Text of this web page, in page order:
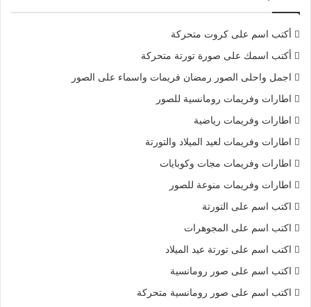
أكتب اسم على كروت متحركة
أكتب اسمك على صورة تورتة متحركة
اجمل واحلى الصور رمضان فريمات واسماء على الصور
اطارات وفريمات رومانسية للصور
اطارات وفريمات رياضية
اطارات وفريمات لعيد الميلاد والتورتة
اطارات وفريمات مجات وكوبايات
اطارات وفريمات منوعة للصور
اكتب اسم على التورتة
اكتب اسم على المجوهرات
اكتب اسم على تورتة عيد الميلاد
اكتب اسم على صور رومانسية
اكتب اسم على صور رومانسية متحركة